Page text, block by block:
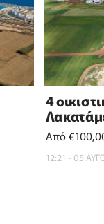
4
Από
12:21 - 05